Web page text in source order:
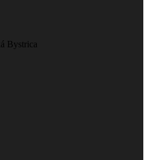
Bystrica